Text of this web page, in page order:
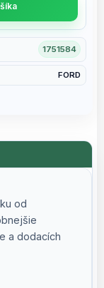
1751584
FORD
od
a dodacích